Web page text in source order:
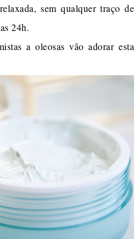
sem qualquer traço de
24h.
a oleosas vão adorar esta